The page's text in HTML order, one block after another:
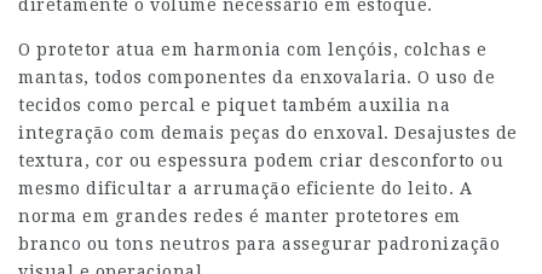
diretamente o volume necessário em estoque.
O protetor atua em harmonia com lençóis, colchas e
mantas, todos componentes da enxovalaria. O uso de
tecidos como percal e piquet também auxilia na
integração com demais peças do enxoval. Desajustes de
textura, cor ou espessura podem criar desconforto ou
mesmo dificultar a arrumação eficiente do leito. A
norma em grandes redes é manter protetores em
branco ou tons neutros para assegurar padronização